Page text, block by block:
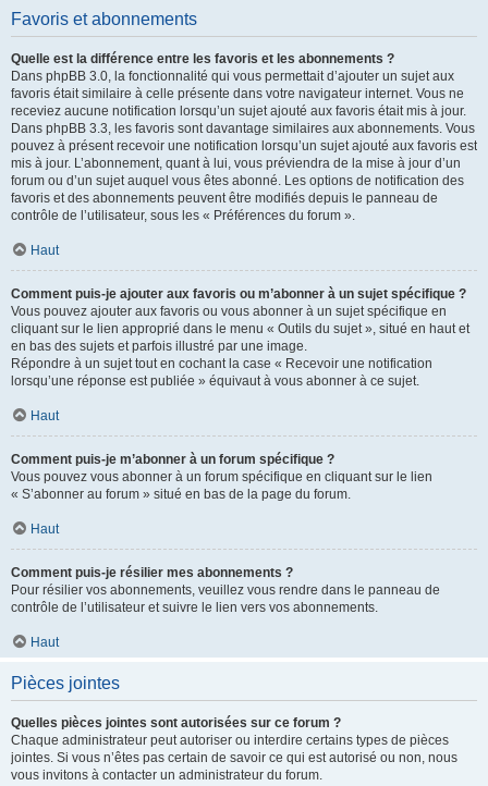
Favoris et abonnements
Quelle est la différence entre les favoris et les abonnements ?
Dans phpBB 3.0, la fonctionnalité qui vous permettait d’ajouter un sujet aux
favoris était similaire à celle présente dans votre navigateur internet. Vous ne
receviez aucune notification lorsqu’un sujet ajouté aux favoris était mis à jour.
Dans phpBB 3.3, les favoris sont davantage similaires aux abonnements. Vous
pouvez à présent recevoir une notification lorsqu’un sujet ajouté aux favoris est
mis à jour. L’abonnement, quant à lui, vous préviendra de la mise à jour d’un
forum ou d’un sujet auquel vous êtes abonné. Les options de notification des
favoris et des abonnements peuvent être modifiés depuis le panneau de
contrôle de l’utilisateur, sous les « Préférences du forum ».
Haut
Comment puis-je ajouter aux favoris ou m’abonner à un sujet spécifique ?
Vous pouvez ajouter aux favoris ou vous abonner à un sujet spécifique en
cliquant sur le lien approprié dans le menu « Outils du sujet », situé en haut et
en bas des sujets et parfois illustré par une image.
Répondre à un sujet tout en cochant la case « Recevoir une notification
lorsqu’une réponse est publiée » équivaut à vous abonner à ce sujet.
Haut
Comment puis-je m’abonner à un forum spécifique ?
Vous pouvez vous abonner à un forum spécifique en cliquant sur le lien
« S’abonner au forum » situé en bas de la page du forum.
Haut
Comment puis-je résilier mes abonnements ?
Pour résilier vos abonnements, veuillez vous rendre dans le panneau de
contrôle de l’utilisateur et suivre le lien vers vos abonnements.
Haut
Pièces jointes
Quelles pièces jointes sont autorisées sur ce forum ?
Chaque administrateur peut autoriser ou interdire certains types de pièces
jointes. Si vous n’êtes pas certain de savoir ce qui est autorisé ou non, nous
vous invitons à contacter un administrateur du forum.